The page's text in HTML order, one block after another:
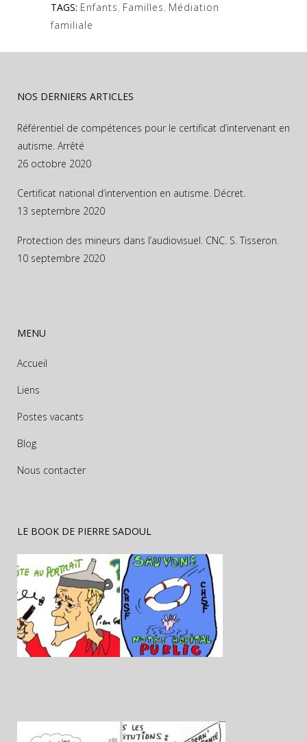
TAGS: Enfants, Familles, Médiation
familiale
NOS DERNIERS ARTICLES
Référentiel de compétences pour le certificat d’intervenant en
autisme. Arrêté
26 octobre 2020
Certificat national d’intervention en autisme. Décret.
13 septembre 2020
Protection des mineurs dans l’audiovisuel. CNC. S. Tisseron.
10 septembre 2020
MENU
Accueil
Liens
Postes vacants
Blog
Nous contacter
LE BOOK DE PIERRE SADOUL